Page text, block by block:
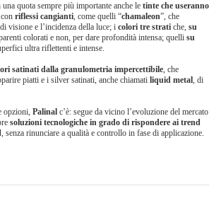
quota sempre più importante anche le tinte che useranno
con riflessi cangianti, come quelli “chamaleon”, che
visione e l’incidenza della luce; i colori tre strati che, su
colorati e non, per dare profondità intensa; quelli su
ultra riflettenti e intense.
satinati dalla granulometria impercettibile, che
piatti e i silver satinati, anche chiamati liquid metal, di
opzioni, Palinal c’è: segue da vicino l’evoluzione del mercato
soluzioni tecnologiche in grado di rispondere ai trend
, senza rinunciare a qualità e controllo in fase di applicazione.